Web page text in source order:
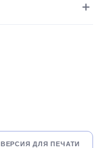
ВЕРСИЯ ДЛЯ ПЕЧАТИ